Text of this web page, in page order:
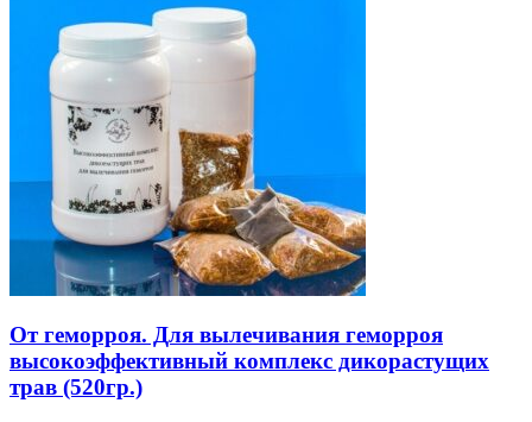
От геморроя. Для вылечивания геморроя
высокоэффективный комплекс дикорастущих
трав (520гр.)